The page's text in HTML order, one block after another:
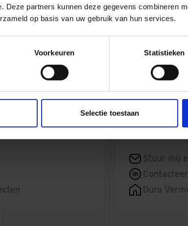
Deze partners kunnen deze gegevens combineren
op basis van uw gebruik van hun services.
Voorkeuren Statistieken
Selectie toestaan
op zaterdag
INFRA
Stuur mij
Dura